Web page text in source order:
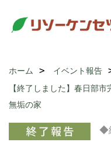
ホーム
イベント報告
【終了しました】春日部
無垢の家
◆